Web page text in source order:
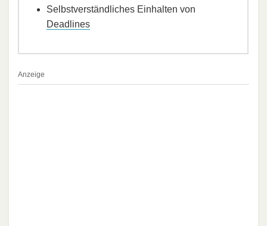
Selbstverständliches Einhalten von
Deadlines
Anzeige